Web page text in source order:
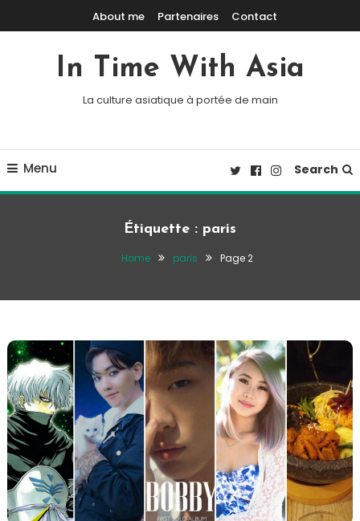
Skip To ContentAbout me Partenaires Contact
In Time With Asia
La culture asiatique à portée de main
Menu Search
Étiquette : paris
Home paris Page 2